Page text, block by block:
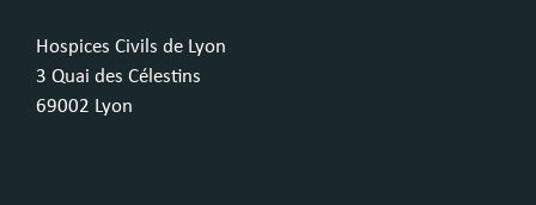
Hospices Civils de Lyon
3 Quai des Célestins
69002 Lyon